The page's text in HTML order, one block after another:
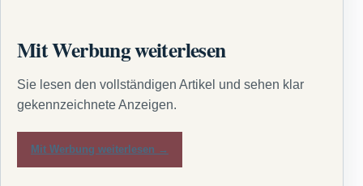
Mit Werbung weiterlesen
Sie lesen den vollständigen Artikel und sehen klar
gekennzeichnete Anzeigen.
Mit Werbung weiterlesen →